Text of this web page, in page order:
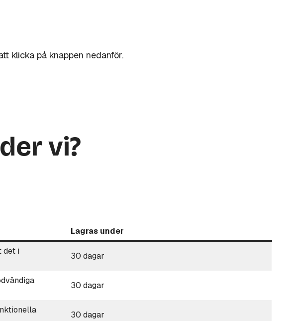
klicka på knappen nedanför.
vi?
Lagras under
det i
30 dagar
30 dagar
30 dagar